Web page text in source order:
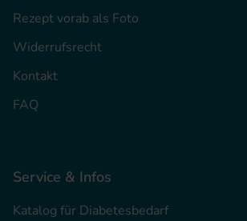
Rezept vorab als Foto
Widerrufsrecht
Kontakt
FAQ
Service & Infos
Katalog für Diabetesbedarf